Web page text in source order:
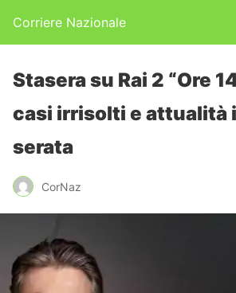
Corriere Nazionale
Stasera su Rai 2 “Ore
casi irrisolti e attualità
serata
CorNaz